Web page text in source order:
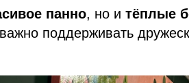
панно, но и тёплые
поддерживать